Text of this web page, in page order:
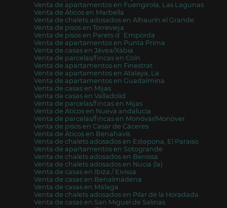
Venta de apartamentos en Fuengirola, Las Lagunas
Venta de Áticos en Marbella
Venta de chalets adosados en Alhaurín el Grande
Venta de pisos en Torrevieja
Venta de pisos en Parets d´Emporda
Venta de apartamentos en Punta Prima
Venta de casas en Jávea/Xàbia
Venta de parcelas/fincas en Coín
Venta de apartamentos en Finestrat
Venta de apartamentos en Atalaya, La
Venta de apartamentos en Guadalmina
Venta de casas en Mijas
Venta de casas en Valladolid
Venta de parcelas/fincas en Mijas
Venta de Áticos en Nueva andalucia
Venta de parcelas/fincas en Monóvar/Monòver
Venta de pisos en Casar de Cáceres
Venta de Áticos en Benahavís
Venta de chalets adosados en Estepona, El Paraiso
Venta de apartamentos en Sotogrande
Venta de chalets adosados en Benissa
Venta de chalets adosados en Nucia (la)
Venta de casas en Ibiza / Eivissa
Venta de casas en Benalmádena
Venta de casas en Málaga
Venta de chalets adosados en Pilar de la Horadada
Venta de casas en San Miguel de Salinas